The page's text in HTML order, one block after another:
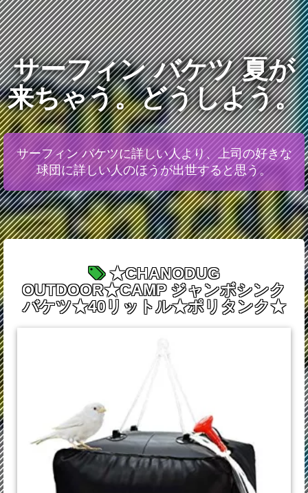
サーフィン バケツ 夏が
来ちゃう。どうしよう。
サーフィン バケツに詳しい人より、上司の好きな
球団に詳しい人のほうが出世すると思う。
★CHANODUG
OUTDOOR★CAMP ジャンボシンク
バケツ★40リットル★ポリタンク★